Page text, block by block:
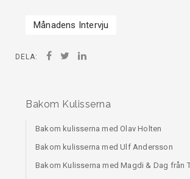
Månadens Intervju
DELA:
Bakom Kulisserna
Bakom kulisserna med Olav Holten
Bakom kulisserna med Ulf Andersson
Bakom Kulisserna med Magdi & Dag från